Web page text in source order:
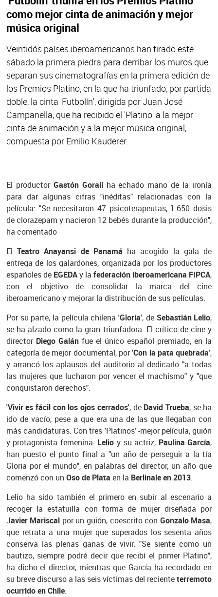
como mejor cinta de animación y mejor
música original
Veintidós países iberoamericanos han tirado este
sábado la primera piedra para derribar los muros que
separan sus cinematografías en la primera edición de
los Premios Platino, en la que ha triunfado, por partida
doble, la cinta 'Futbolín', dirigida por Juan José
Campanella, que ha recibido el 'Platino' a la mejor
cinta de animación y a la mejor música original,
compuesta por Emilio Kauderer.
El productorGastón Gorali ha echado mano de la ironía
para dar algunas cifras "inéditas" relacionadas con la
película: "Se necesitaron 47 psicoterapeutas, 1.650 dosis
de clorazepam y nacieron 12 bebés durante la producción",
ha comentado
El Teatro Anayansi de Panamá ha acogido la gala de
entrega de los galardones, organizada por los productores
españoles deEGEDAy lafederación iberoamericana FIPCA,
con el objetivo de consolidar la marca del cine
iberoamericano y mejorar la distribución de sus películas.
Por su parte, la película chilena'Gloria', de Sebastián Lelio,
se ha alzado como la gran triunfadora. El crítico de cine y
director Diego Galánfue el único español premiado, en la
categoría de mejor documental, por'Con la pata quebrada',
y arrancó los aplausos del auditorio al dedicarlo "a todas
las mujeres que lucharon por vencer el machismo" y "que
conquistaron derechos".
'Vivir es fácil con los ojos cerrados', de David Trueba, se ha
ido de vacío, pese a que era una de las que llegaban con
más candidaturas. Con tres 'Platinos' -mejor película, guión
y protagonista femenina- Lelio y su actriz, Paulina García,
han puesto el punto final a "un año de perseguir a la tía
Gloria por el mundo", en palabras del director, un año que
comenzó con un Oso de Plata en la Berlinale en 2013.
Lelio ha sido también el primero en subir al escenario a
recoger la estatuilla con forma de mujer diseñada por
Javier Mariscal por un guión, coescrito con Gonzalo Masa,
que retrata a una mujer que superados los sesenta años
conserva las plenas ganas de vivir. "Se siente como un
bautizo, siempre podré decir que recibí el primer Platino",
ha dicho el director, mientras que García ha recordado en
su breve discurso a las seis víctimas del recienteterremoto
ocurrido en Chile.